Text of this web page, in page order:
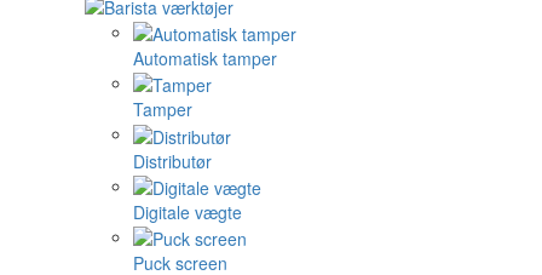
Automatisk tamper
Tamper
Distributør
Digitale vægte
Puck screen